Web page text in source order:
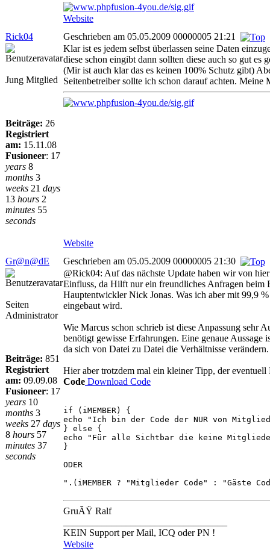
Website
Rick04
Geschrieben am 05.05.2009 00000005 21:21
Jung Mitglied
Beiträge: 26
Registriert
am: 15.11.08
Fusioneer: 17
years 8
months 3
weeks 21 days
13 hours 2
minutes 55
seconds
Klar ist es jedem selbst überlassen seine Daten
diese schon eingibt dann sollten diese auch so gut es
(Mir ist auch klar das es keinen 100% Schutz gibt)
Seitenbetreiber sollte ich schon darauf achten. Meine
Website
Gr@n@dE
Geschrieben am 05.05.2009 00000005 21:30
Seiten
Administrator
Beiträge: 851
Registriert
am: 09.09.08
Fusioneer: 17
years 10
months 3
weeks 27 days
8 hours 57
minutes 37
seconds
@Rick04: Auf das nächste Update haben wir von
Einfluss, da Hilft nur ein freundliches Anfragen beim
Hauptentwickler Nick Jonas. Was ich aber mit 99,9
eingebaut wird.
Wie Marcus schon schrieb ist diese Anpassung sehr
benötigt gewisse Erfahrungen. Eine genaue Aussage
da sich von Datei zu Datei die Verhältnisse verändern.
Hier aber trotzdem mal ein kleiner Tipp, der
Code Download Code
if (iMEMBER) {
echo "Ich bin der Code der NUR von
} else {
echo "Für alle Sichtbar die keine
}
ODER
".(iMEMBER ? "Mitglieder Code" : "Gäste
GruÃŸ Ralf
KEIN Support per Mail, ICQ oder PN !
Website